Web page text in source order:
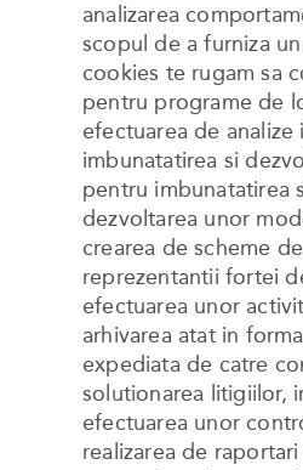
analizarea
scopul de a furniza
cookies te rugam sa
pentru programe de
efectuarea de
imbunatatirea si
pentru imbunatatirea
dezvoltarea unor
crearea de scheme
reprezentantii fortei
efectuarea unor
arhivarea atat in
expediata de catre
solutionarea litigiilor,
efectuarea unor
realizarea de